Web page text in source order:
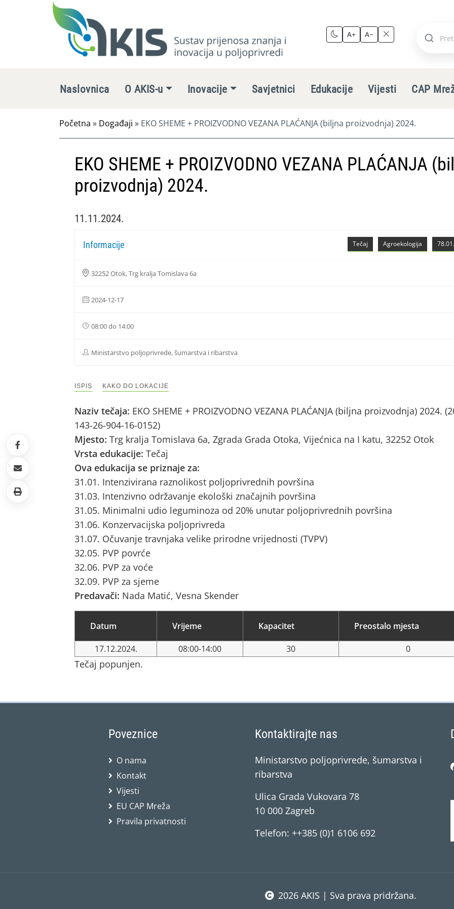
A+ A−
Pretraži
Naslovnica O AKIS-u Inovacije Savjetnici Edukacije Vijesti CAP
Početna » Događaji » EKO SHEME + PROIZVODNO VEZANA PLAĆANJA (biljna proizvodnja) 2024.
EKO SHEME + PROIZVODNO VEZANA PLAĆANJA
proizvodnja) 2024.
11.11.2024.
Agroekologija
Tečaj
Informacije
32252 Otok, Trg kralja Tomislava 6a
2024-12-17
08:00 do 14:00
Ministarstvo poljoprivrede, šumarstva i ribarstva
ISPIS KAKO DO LOKACIJE
Naziv tečaja: EKO SHEME + PROIZVODNO VEZANA PLAĆANJA (biljna proizvodnja) 2024.
143-26-904-16-0152)
Mjesto: Trg kralja Tomislava 6a, Zgrada Grada Otoka, Vijećnica na I katu, 32252 Otok
Vrsta edukacije: Tečaj
Ova edukacija se priznaje za:
31.01. Intenzivirana raznolikost poljoprivrednih površina
31.03. Intenzivno održavanje ekološki značajnih površina
31.05. Minimalni udio leguminoza od 20% unutar poljoprivrednih površina
31.06. Konzervacijska poljoprivreda
31.07. Očuvanje travnjaka velike prirodne vrijednosti (TVPV)
32.05. PVP povrće
32.06. PVP za voće
32.09. PVP za sjeme
Predavači: Nada Matić, Vesna Skender
Datum Vrijeme Kapacitet Preostalo mjesta
17.12.2024. 08:00-14:00 30 0
Tečaj popunjen.
Poveznice
O nama
Kontakt
Vijesti
EU CAP Mreža
Pravila privatnosti
Kontaktirajte nas
Ministarstvo poljoprivrede, šumarstva i
ribarstva
Ulica Grada Vukovara 78
10 000 Zagreb
Telefon: ++385 (0)1 6106 692
2026 AKIS | Sva prava pridržana.